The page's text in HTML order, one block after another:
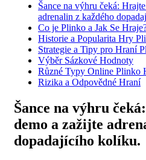
Šance na výhru čeká:
adrenalin z každého
Co je Plinko a Jak Se
Historie a Popularita Hry
Strategie a Tipy pro Hraní
Výběr Sázkové Hodnoty
Různé Typy Online Plinko
Rizika a Odpovědné Hraní
Šance na výhru
demo a zažijte
dopadajícího kolíku.